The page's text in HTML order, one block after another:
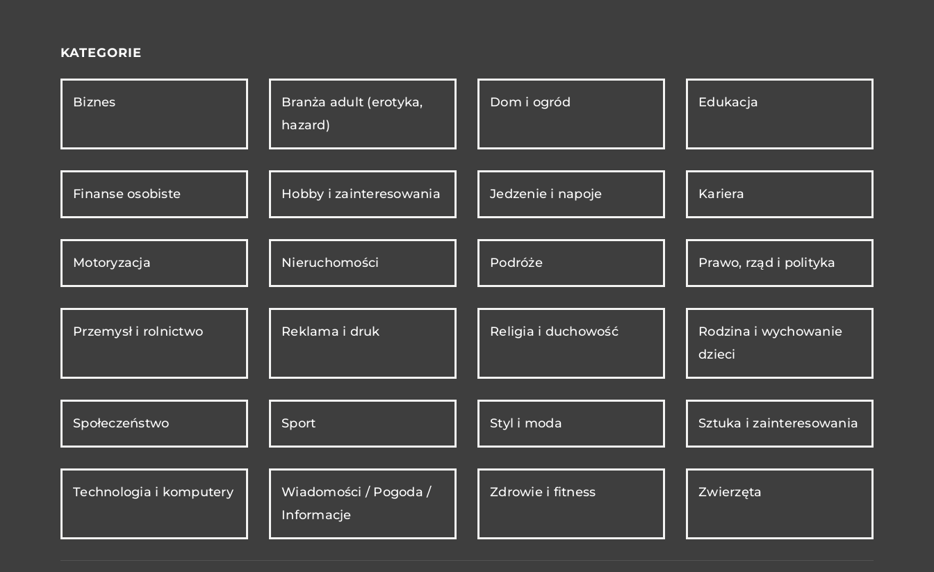
KATEGORIE
Biznes
Branża adult (erotyka,
hazard)
Dom i ogród Edukacja
Finanse osobiste Hobby i zainteresowania Jedzenie i napoje Kariera
Motoryzacja Nieruchomości Podróże Prawo, rząd i polityka
Przemysł i rolnictwo Reklama i druk Religia i duchowość
Rodzina i wychowanie
dzieci
Społeczeństwo Sport Styl i moda Sztuka i zainteresowania
Technologia i komputery
Wiadomości / Pogoda /
Informacje
Zdrowie i fitness Zwierzęta